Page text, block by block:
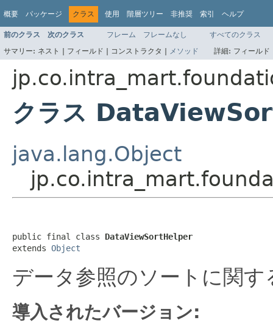
概要 パッケージ クラス 使用 階層ツリー 非推奨 索引 ヘルプ
前のクラス 次のクラス フレーム フレームなし
すべてのクラス
サマリー: ネスト | フィールド | コンストラクタ | メソッド 詳細: フィール
クラス
java.lang.Object
public final class DataViewSortHelper
extends Object
データ参照のソートに関
導入されたバージョン: